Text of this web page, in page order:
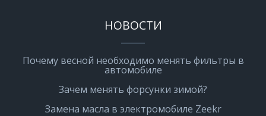
НОВОСТИ
Почему весной необходимо менять фильтры в
автомобиле
Зачем менять форсунки зимой?
Замена масла в электромобиле Zeekr